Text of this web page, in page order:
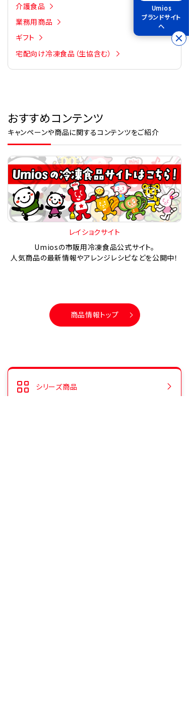
介護食品
業務用商品
ギフト
宅配向け冷凍食品（生協含む）
おすすめコンテンツ
キャンペーンや商品に関するコンテンツをご紹介
レイショクサイト
Umiosの市販用冷凍食品公式サイト。
人気商品の最新情報やアレンジレシピなどを公開中！
商品情報トップ
シリーズ商品
Umios
ブランドサイト
へ